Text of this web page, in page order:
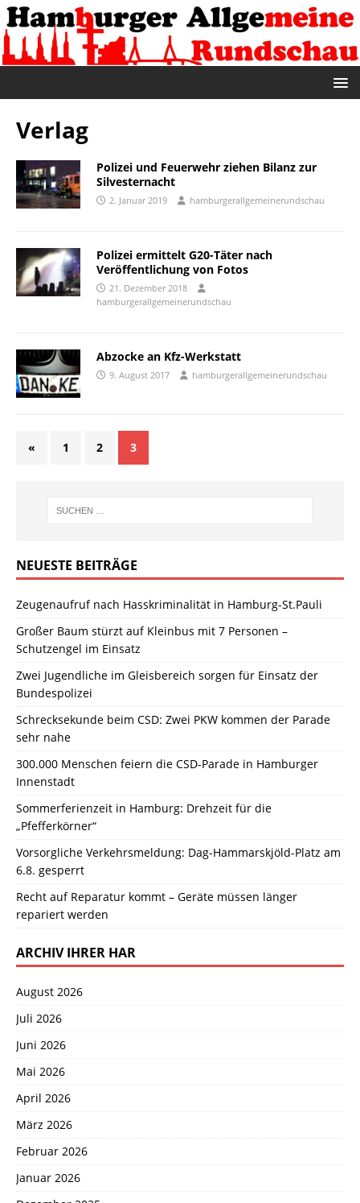
Verlag
Polizei und Feuerwehr ziehen Bilanz zur
Silvesternacht
2. Januar 2019 hamburgerallgemeinerundschau
Polizei ermittelt G20-Täter nach
Veröffentlichung von Fotos
21. Dezember 2018
hamburgerallgemeinerundschau
Abzocke an Kfz-Werkstatt
9. August 2017 hamburgerallgemeinerundschau
« 1 2 3
NEUESTE BEITRÄGE
Zeugenaufruf nach Hasskriminalität in Hamburg-St.Pauli
Großer Baum stürzt auf Kleinbus mit 7 Personen –
Schutzengel im Einsatz
Zwei Jugendliche im Gleisbereich sorgen für Einsatz der
Bundespolizei
Schrecksekunde beim CSD: Zwei PKW kommen der Parade
sehr nahe
300.000 Menschen feiern die CSD-Parade in Hamburger
Innenstadt
Sommerferienzeit in Hamburg: Drehzeit für die
„Pfefferkörner“
Vorsorgliche Verkehrsmeldung: Dag-Hammarskjöld-Platz am
6.8. gesperrt
Recht auf Reparatur kommt – Geräte müssen länger
repariert werden
ARCHIV IHRER HAR
August 2026
Juli 2026
Juni 2026
Mai 2026
April 2026
März 2026
Februar 2026
Januar 2026